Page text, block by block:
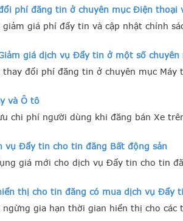
phí đăng tin ở chuyên mục Điện thoại
giá phí đẩy tin và cập nhật chính
giá dịch vụ Đẩy tin ở một số
đổi phí đăng tin ở chuyên mục
và Ô tô
chi phí người dùng khi đăng bán Xe
vụ Đẩy tin cho tin đăng Bất động sản
giá mới cho dịch vụ Đẩy tin cho tin
thị cho tin đăng có mua dịch vụ Đẩy
gia hạn thời gian hiển thị cho